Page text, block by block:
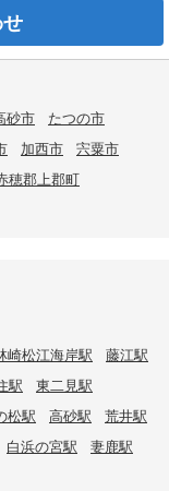
砂市
たつの市
加西市
宍粟市
穂郡上郡町
崎松江海岸駅
藤江駅
駅
東二見駅
松駅 高砂駅
荒井駅
白浜の宮駅
妻鹿駅